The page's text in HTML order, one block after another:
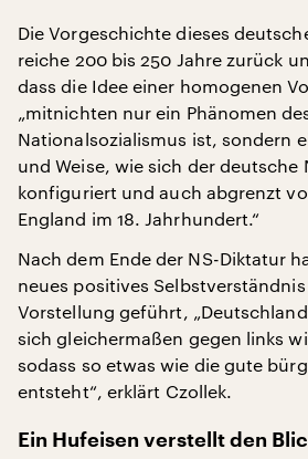
Die Vorgeschichte dieses
reiche 200 bis 250 Jahre zurück
dass die Idee einer homogenen
„mitnichten nur ein Phänomen
Nationalsozialismus ist, sondern
und Weise, wie sich der deutsche
konfiguriert und auch abgrenzt
England im 18. Jahrhundert.“
Nach dem Ende der NS-Diktatur
neues positives
Vorstellung geführt,
sich gleichermaßen gegen links
sodass so etwas wie die gute
entsteht“, erklärt Czollek.
Ein Hufeisen verstellt den